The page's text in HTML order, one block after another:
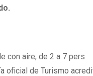
con aire, de 2 a 7 pers
oficial de Turismo